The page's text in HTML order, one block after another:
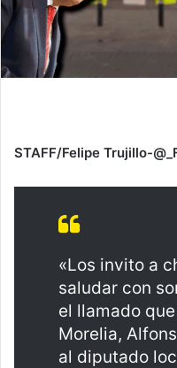
STAFF/Felipe Trujillo-
«Los invito a
saludar con
el llamado
Morelia,
al diputado